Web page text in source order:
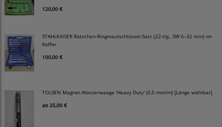
120,00 €
STAHLKAISER Ratschen-Ringmaulschlüssel-Satz (22-tlg., SW 6–32 mm) im
Koffer
100,00 €
TOLSEN Magnet-Wasserwaage 'Heavy Duty' (0,5 mm/m) [Länge wählbar]
ab 25,00 €